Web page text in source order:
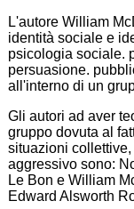
L'autore William
identità sociale e
psicologia sociale.
persuasione.
all'interno di un
Gli autori ad aver
gruppo dovuta al
situazioni
aggressivo sono:
Le Bon e William
Edward Alsworth